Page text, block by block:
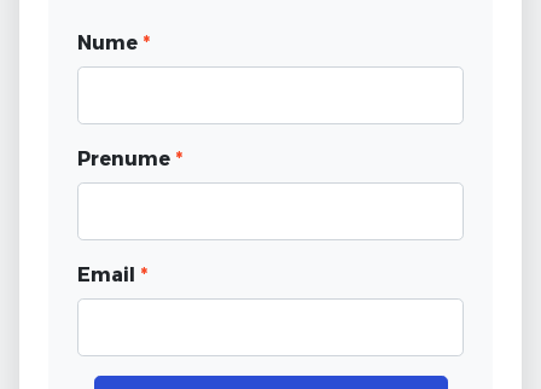
Nume *
Prenume *
Email *